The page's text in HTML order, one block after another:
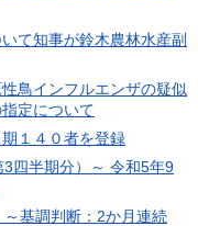
て知事が鈴木農林水産副
鳥インフルエンザの疑似
定について
１４０者を登録
四半期分）～ 令和5年9
基調判断：2か月連続